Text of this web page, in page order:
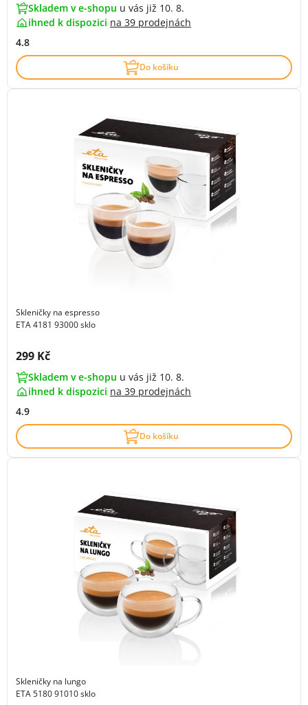
Skladem v e-shopu u vás již 10. 8.
ihned k dispozici na 39 prodejnách
4.8
Do košíku
Skleničky na espresso
ETA 4181 93000 sklo
Cena s DPH:
299 Kč
Skladem v e-shopu u vás již 10. 8.
ihned k dispozici na 39 prodejnách
4.9
Do košíku
Skleničky na lungo
ETA 5180 91010 sklo